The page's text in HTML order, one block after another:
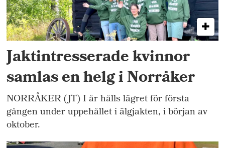
Jaktintresserade kvinnor
samlas en helg i Norråker
NORRÅKER (JT) I år hålls lägret för första
gången under uppehållet i älgjakten, i början av
oktober.